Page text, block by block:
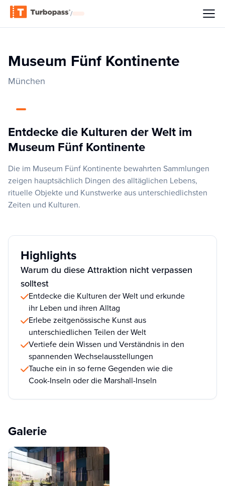
/
Museum Fünf Kontinente
München
Entdecke die Kulturen der Welt im
Museum Fünf Kontinente
Die im Museum Fünf Kontinente bewahrten Sammlungen
zeigen hauptsächlich Dingen des alltäglichen Lebens,
rituelle Objekte und Kunstwerke aus unterschiedlichsten
Zeiten und Kulturen.
Highlights
Warum du diese Attraktion nicht verpassen
solltest
Entdecke die Kulturen der Welt und erkunde
ihr Leben und ihren Alltag
Erlebe zeitgenössische Kunst aus
unterschiedlichen Teilen der Welt
Vertiefe dein Wissen und Verständnis in den
spannenden Wechselausstellungen
Tauche ein in so ferne Gegenden wie die
Cook-Inseln oder die Marshall-Inseln
Galerie